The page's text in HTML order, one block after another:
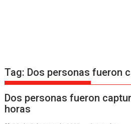
Tag: Dos personas fueron
Dos personas fueron
horas